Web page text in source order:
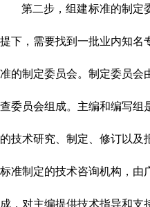
第二步，组建标准的制定
提下，需要找到一批业内知名
准的制定委员会。制定委员会
查委员会组成。主编和编写组
的技术研究、制定、修订以及
标准制定的技术咨询机构，由
成，对主编提供技术指导和支